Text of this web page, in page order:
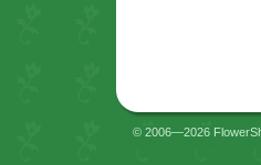
© 2006—2026